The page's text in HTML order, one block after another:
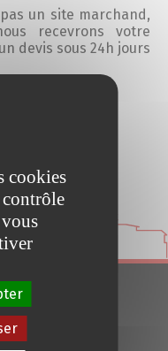
un site marchand,
recevrons votre
devis sous 24h jours
cookies